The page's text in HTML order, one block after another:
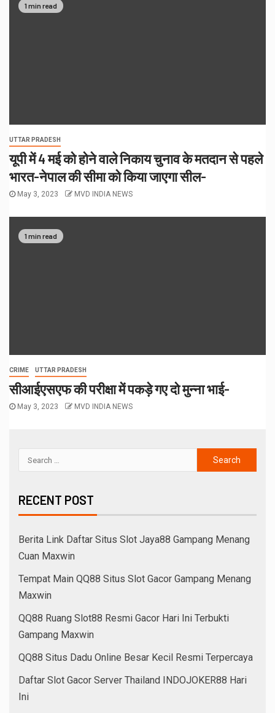
1 min read
UTTAR PRADESH
यूपी में 4 मई को होने वाले निकाय चुनाव के मतदान से पहले
भारत-नेपाल की सीमा को किया जाएगा सील-
May 3, 2023 MVD INDIA NEWS
1 min read
CRIME UTTAR PRADESH
सीआईएसएफ की परीक्षा में पकड़े गए दो मुन्ना भाई-
May 3, 2023 MVD INDIA NEWS
RECENT POST
Berita Link Daftar Situs Slot Jaya88 Gampang Menang
Cuan Maxwin
Tempat Main QQ88 Situs Slot Gacor Gampang Menang
Maxwin
QQ88 Ruang Slot88 Resmi Gacor Hari Ini Terbukti
Gampang Maxwin
QQ88 Situs Dadu Online Besar Kecil Resmi Terpercaya
Daftar Slot Gacor Server Thailand INDOJOKER88 Hari
Ini